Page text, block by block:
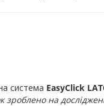
система EasyClick
зроблено на